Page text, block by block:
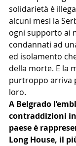
solidarietà è
alcuni mesi la
ogni supporto ai
condannati ad
ed isolamento
della morte. E la
purtroppo arriva
loro.
A Belgrado
contraddizioni
paese è
Long House, il